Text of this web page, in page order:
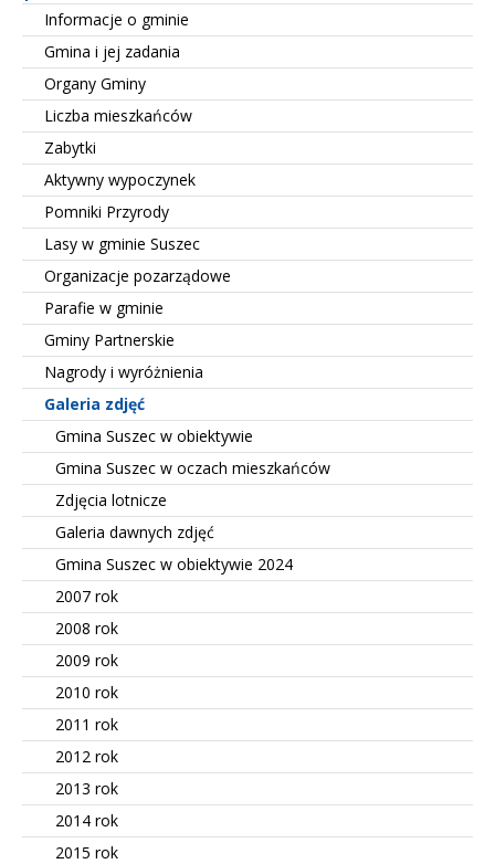
Informacje o gminie
Gmina i jej zadania
Organy Gminy
Liczba mieszkańców
Zabytki
Aktywny wypoczynek
Pomniki Przyrody
Lasy w gminie Suszec
Organizacje pozarządowe
Parafie w gminie
Gminy Partnerskie
Nagrody i wyróżnienia
Galeria zdjęć
Gmina Suszec w obiektywie
Gmina Suszec w oczach mieszkańców
Zdjęcia lotnicze
Galeria dawnych zdjęć
Gmina Suszec w obiektywie 2024
2007 rok
2008 rok
2009 rok
2010 rok
2011 rok
2012 rok
2013 rok
2014 rok
2015 rok